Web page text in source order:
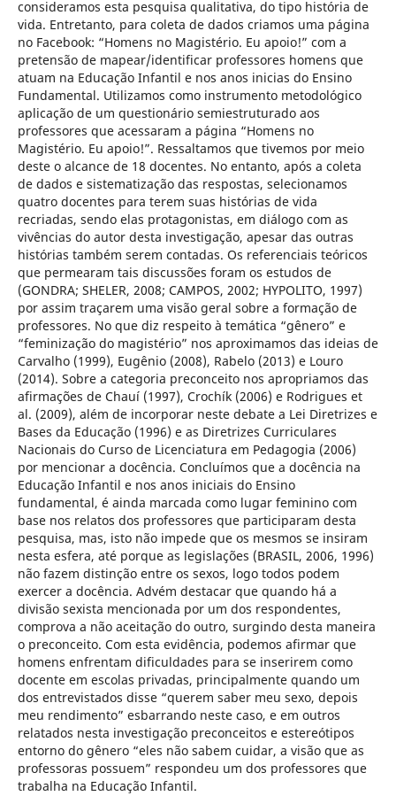
consideramos esta pesquisa qualitativa, do tipo história de
vida. Entretanto, para coleta de dados criamos uma página
no Facebook: “Homens no Magistério. Eu apoio!” com a
pretensão de mapear/identificar professores homens que
atuam na Educação Infantil e nos anos inicias do Ensino
Fundamental. Utilizamos como instrumento metodológico
aplicação de um questionário semiestruturado aos
professores que acessaram a página “Homens no
Magistério. Eu apoio!”. Ressaltamos que tivemos por meio
deste o alcance de 18 docentes. No entanto, após a coleta
de dados e sistematização das respostas, selecionamos
quatro docentes para terem suas histórias de vida
recriadas, sendo elas protagonistas, em diálogo com as
vivências do autor desta investigação, apesar das outras
histórias também serem contadas. Os referenciais teóricos
que permearam tais discussões foram os estudos de
(GONDRA; SHELER, 2008; CAMPOS, 2002; HYPOLITO, 1997)
por assim traçarem uma visão geral sobre a formação de
professores. No que diz respeito à temática “gênero” e
“feminização do magistério” nos aproximamos das ideias de
Carvalho (1999), Eugênio (2008), Rabelo (2013) e Louro
(2014). Sobre a categoria preconceito nos apropriamos das
afirmações de Chauí (1997), Crochík (2006) e Rodrigues et
al. (2009), além de incorporar neste debate a Lei Diretrizes e
Bases da Educação (1996) e as Diretrizes Curriculares
Nacionais do Curso de Licenciatura em Pedagogia (2006)
por mencionar a docência. Concluímos que a docência na
Educação Infantil e nos anos iniciais do Ensino
fundamental, é ainda marcada como lugar feminino com
base nos relatos dos professores que participaram desta
pesquisa, mas, isto não impede que os mesmos se insiram
nesta esfera, até porque as legislações (BRASIL, 2006, 1996)
não fazem distinção entre os sexos, logo todos podem
exercer a docência. Advém destacar que quando há a
divisão sexista mencionada por um dos respondentes,
comprova a não aceitação do outro, surgindo desta maneira
o preconceito. Com esta evidência, podemos afirmar que
homens enfrentam dificuldades para se inserirem como
docente em escolas privadas, principalmente quando um
dos entrevistados disse “querem saber meu sexo, depois
meu rendimento” esbarrando neste caso, e em outros
relatados nesta investigação preconceitos e estereótipos
entorno do gênero “eles não sabem cuidar, a visão que as
professoras possuem” respondeu um dos professores que
trabalha na Educação Infantil.